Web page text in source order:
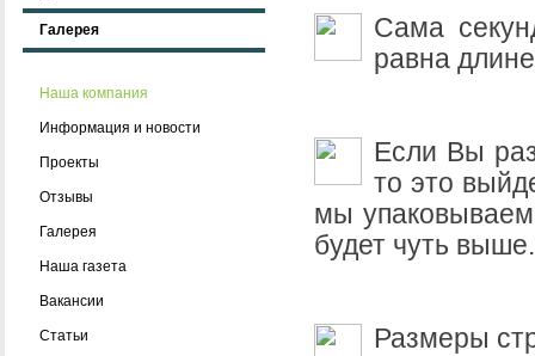
Галерея
Наша компания
Информация и новости
Проекты
Отзывы
Галерея
Наша газета
Вакансии
Статьи
Сама
равна
Если Вы
то это
мы
будет чуть
Размеры